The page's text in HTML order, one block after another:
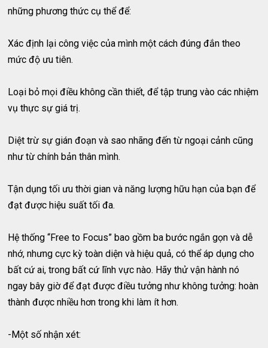
những phương thức cụ thể để:
Xác định lại công việc của mình một cách đúng đắn theo
mức độ ưu tiên.
Loại bỏ mọi điều không cần thiết, để tập trung vào các nhiệm
vụ thực sự giá trị.
Diệt trừ sự gián đoạn và sao nhãng đến từ ngoại cảnh cũng
như từ chính bản thân mình.
Tận dụng tối ưu thời gian và năng lượng hữu hạn của bạn để
đạt được hiệu suất tối đa.
Hệ thống “Free to Focus” bao gồm ba bước ngắn gọn và dễ
nhớ, nhưng cực kỳ toàn diện và hiệu quả, có thể áp dụng cho
bất cứ ai, trong bất cứ lĩnh vực nào. Hãy thử vận hành nó
ngay bây giờ để đạt được điều tưởng như không tưởng: hoàn
thành được nhiều hơn trong khi làm ít hơn.
-Một số nhận xét: